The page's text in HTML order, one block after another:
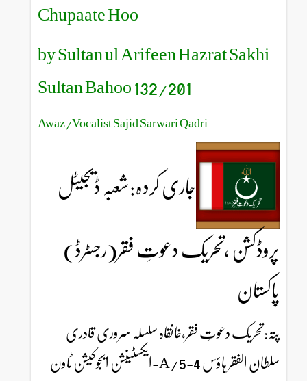
Chupaate Hoo
by Sultan ul Arifeen Hazrat Sakhi
Sultan Bahoo 132/201
Awaz/Vocalist Sajid Sarwari Qadri
جاری کردہ:شعبہ ڈیجیٹل
پروڈکشن ،تحریک دعوتِ فقر(رجسٹرڈ)
پاکستان
پتہ:تحریک دعوتِ فقر،خانقاہ سلسلہ سروری قادری
سلطان الفقر ہاؤس 4-5/A-ایکسٹینشن ایجوکیشن ٹاون